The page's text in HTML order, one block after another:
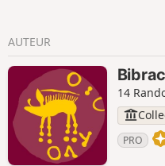
AUTEUR
14
PRO